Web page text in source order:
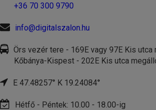
+36 70 300 9790
info@digitalszalon.hu
Örs vezér tere - 169E vagy 97E Kis utca
Kőbánya-Kispest - 202E Kis utca
E 47.48257° K 19.24084°
Hétfő - Péntek: 10.00 - 18.00-ig